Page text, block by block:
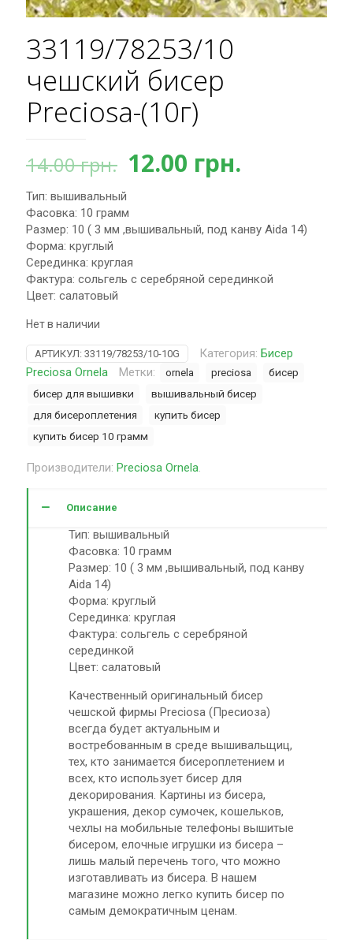
33119/78253/10
чешский бисер
Preciosa-(10г)
14.00грн. Первоначальная
составляла
14.00 грн..
12.00 грн.
Тип: вышивальный
Фасовка: 10 грамм
Размер: 10 ( 3 мм ,вышивальный, под канву Aida 14)
Форма: круглый
Серединка: круглая
Фактура: сольгель с серебряной серединкой
Цвет: салатовый
Нет в наличии
АРТИКУЛ: 33119/78253/10-10G Категория: Бисер
Preciosa Ornela
Метки: ornela preciosa
бисер
бисер для вышивки
вышивальный бисер
для бисероплетения
купить бисер
купить бисер 10 грамм
Производители: Preciosa Ornela.
Описание
Тип: вышивальный
Фасовка: 10 грамм
Размер: 10 ( 3 мм ,вышивальный, под канву
Aida 14)
Форма: круглый
Серединка: круглая
Фактура: сольгель с серебряной
серединкой
Цвет: салатовый
Качественный оригинальный бисер
чешской фирмы Preciosa (Пресиоза)
всегда будет актуальным и
востребованным в среде вышивальщиц,
тех, кто занимается бисероплетением и
всех, кто использует бисер для
декорирования. Картины из бисера,
украшения, декор сумочек, кошельков,
чехлы на мобильные телефоны вышитые
бисером, елочные игрушки из бисера –
лишь малый перечень того, что можно
изготавливать из бисера. В нашем
магазине можно легко купить бисер по
самым демократичным ценам.